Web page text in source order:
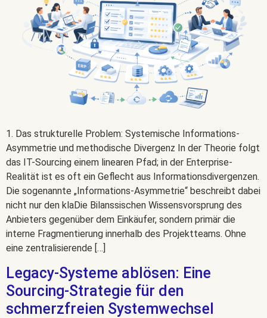
1. Das strukturelle Problem: Systemische Informations-
Asymmetrie und methodische Divergenz In der Theorie folgt
das IT-Sourcing einem linearen Pfad; in der Enterprise-
Realität ist es oft ein Geflecht aus Informationsdivergenzen.
Die sogenannte „Informations-Asymmetrie“ beschreibt dabei
nicht nur den klaDie Bilanssischen Wissensvorsprung des
Anbieters gegenüber dem Einkäufer, sondern primär die
interne Fragmentierung innerhalb des Projektteams. Ohne
eine zentralisierende […]
Legacy-Systeme ablösen: Eine
Sourcing-Strategie für den
schmerzfreien Systemwechsel